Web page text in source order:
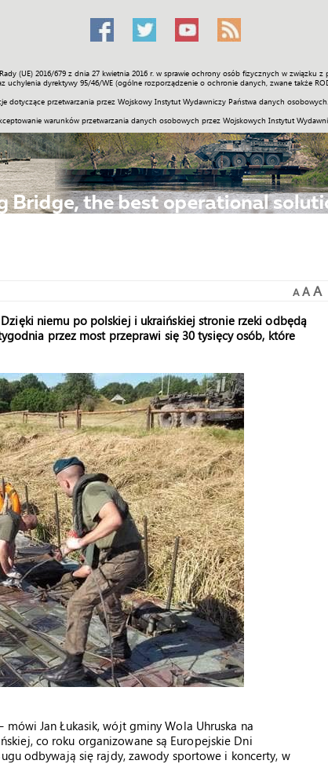
(UE) 2016/679 z dnia 27 kwietnia 2016 r. w sprawie ochrony osób fizycznych w
uchylenia dyrektywy 95/46/WE (ogólne rozporządzenie o ochronie danych, zwane także
dotyczące przetwarzania przez Wojskowy Instytut Wydawniczy Państwa danych
warunków przetwarzania danych osobowych przez Wojskowych Instytut
Społeczność Sport Historia Galerie Wideo
A A A
niemu po polskiej i ukraińskiej stronie rzeki odbędą
przez most przeprawi się 30 tysięcy osób, które
Jan Łukasik, wójt gminy Wola Uhruska na
co roku organizowane są Europejskie Dni
odbywają się rajdy, zawody sportowe i koncerty, w